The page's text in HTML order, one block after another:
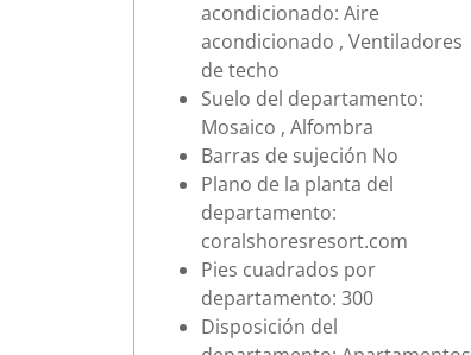
acondicionado: Aire
acondicionado , Ventiladores
de techo
Suelo del departamento:
Mosaico , Alfombra
Barras de sujeción No
Plano de la planta del
departamento:
coralshoresresort.com
Pies cuadrados por
departamento: 300
Disposición del